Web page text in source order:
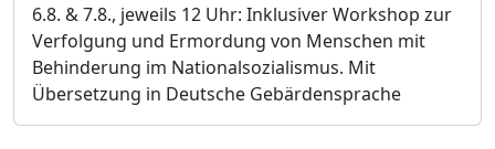
6.8. & 7.8., jeweils 12 Uhr: Inklusiver Workshop zur
Verfolgung und Ermordung von Menschen mit
Behinderung im Nationalsozialismus. Mit
Übersetzung in Deutsche Gebärdensprache